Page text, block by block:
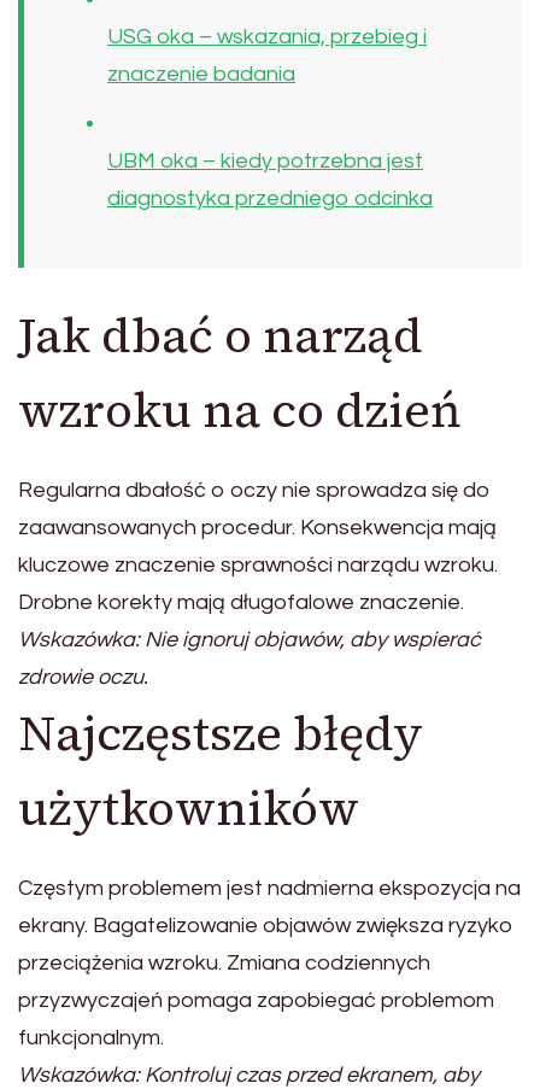
USG oka – wskazania, przebieg i
znaczenie badania
UBM oka – kiedy potrzebna jest
diagnostyka przedniego odcinka
Jak dbać o narząd
wzroku na co dzień
Regularna dbałość o oczy nie sprowadza się do
zaawansowanych procedur. Konsekwencja mają
kluczowe znaczenie sprawności narządu wzroku.
Drobne korekty mają długofalowe znaczenie.
Wskazówka: Nie ignoruj objawów, aby wspierać
zdrowie oczu.
Najczęstsze błędy
użytkowników
Częstym problemem jest nadmierna ekspozycja na
ekrany. Bagatelizowanie objawów zwiększa ryzyko
przeciążenia wzroku. Zmiana codziennych
przyzwyczajeń pomaga zapobiegać problemom
funkcjonalnym.
Wskazówka: Kontroluj czas przed ekranem, aby